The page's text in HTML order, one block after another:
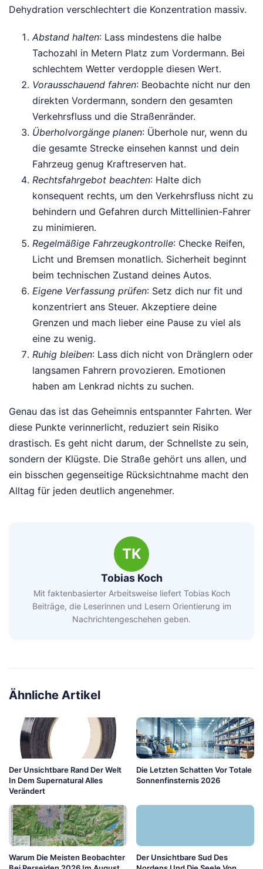
Dehydration verschlechtert die Konzentration massiv.
Abstand halten: Lass mindestens die halbe
Tachozahl in Metern Platz zum Vordermann. Bei
schlechtem Wetter verdopple diesen Wert.
Vorausschauend fahren: Beobachte nicht nur den
direkten Vordermann, sondern den gesamten
Verkehrsfluss und die Straßenränder.
Überholvorgänge planen: Überhole nur, wenn du
die gesamte Strecke einsehen kannst und dein
Fahrzeug genug Kraftreserven hat.
Rechtsfahrgebot beachten: Halte dich
konsequent rechts, um den Verkehrsfluss nicht zu
behindern und Gefahren durch Mittellinien-Fahrer
zu minimieren.
Regelmäßige Fahrzeugkontrolle: Checke Reifen,
Licht und Bremsen monatlich. Sicherheit beginnt
beim technischen Zustand deines Autos.
Eigene Verfassung prüfen: Setz dich nur fit und
konzentriert ans Steuer. Akzeptiere deine
Grenzen und mach lieber eine Pause zu viel als
eine zu wenig.
Ruhig bleiben: Lass dich nicht von Dränglern oder
langsamen Fahrern provozieren. Emotionen
haben am Lenkrad nichts zu suchen.
Genau das ist das Geheimnis entspannter Fahrten. Wer
diese Punkte verinnerlicht, reduziert sein Risiko
drastisch. Es geht nicht darum, der Schnellste zu sein,
sondern der Klügste. Die Straße gehört uns allen, und
ein bisschen gegenseitige Rücksichtnahme macht den
Alltag für jeden deutlich angenehmer.
TK
Tobias Koch
Mit faktenbasierter Arbeitsweise liefert Tobias Koch
Beiträge, die Leserinnen und Lesern Orientierung im
Nachrichtengeschehen geben.
Ähnliche Artikel
Der Unsichtbare Rand Der Welt
In Dem Supernatural Alles
Verändert
Die Letzten Schatten Vor Totale
Sonnenfinsternis 2026
Warum Die Meisten Beobachter
Der Unsichtbare Sud Des